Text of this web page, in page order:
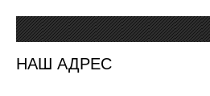
НАШ АДРЕС